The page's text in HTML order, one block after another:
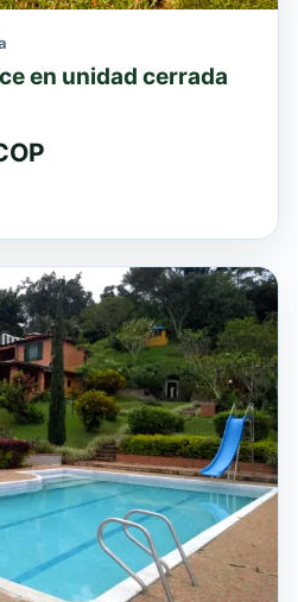
en unidad cerrada